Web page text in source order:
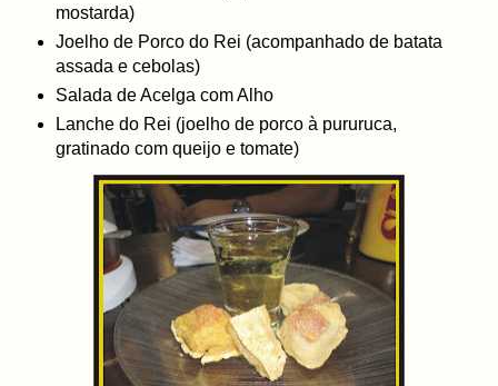
mostarda)
Joelho de Porco do Rei (acompanhado de batata
assada e cebolas)
Salada de Acelga com Alho
Lanche do Rei (joelho de porco à pururuca,
gratinado com queijo e tomate)